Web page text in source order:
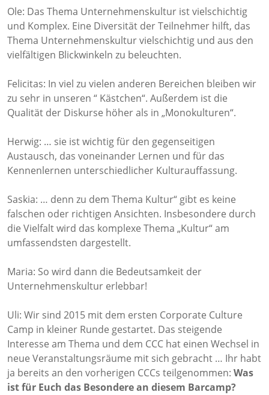
Ole: Das Thema Unternehmenskultur ist vielschichtig
und Komplex. Eine Diversität der Teilnehmer hilft, das
Thema Unternehmenskultur vielschichtig und aus den
vielfältigen Blickwinkeln zu beleuchten.
Felicitas: In viel zu vielen anderen Bereichen bleiben wir
zu sehr in unseren “ Kästchen“. Außerdem ist die
Qualität der Diskurse höher als in „Monokulturen“.
Herwig: … sie ist wichtig für den gegenseitigen
Austausch, das voneinander Lernen und für das
Kennenlernen unterschiedlicher Kulturauffassung.
Saskia: … denn zu dem Thema Kultur“ gibt es keine
falschen oder richtigen Ansichten. Insbesondere durch
die Vielfalt wird das komplexe Thema „Kultur“ am
umfassendsten dargestellt.
Maria: So wird dann die Bedeutsamkeit der
Unternehmenskultur erlebbar!
Uli: Wir sind 2015 mit dem ersten Corporate Culture
Camp in kleiner Runde gestartet. Das steigende
Interesse am Thema und dem CCC hat einen Wechsel in
neue Veranstaltungsräume mit sich gebracht … Ihr habt
ja bereits an den vorherigen CCCs teilgenommen: Was
ist für Euch das Besondere an diesem Barcamp?